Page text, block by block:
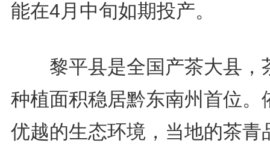
能在4月中旬如期投产。
黎平县是全国产茶大县，
种植面积稳居黔东南州首位。
优越的生态环境，当地的茶青